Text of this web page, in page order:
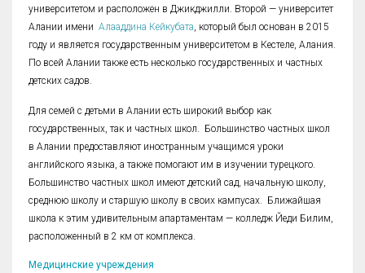
университетом и расположен в Джикджилли. Второй — университет
Алании имени Алааддина Кейкубата, который был основан в 2015
году и является государственным университетом в Кестеле, Алания.
По всей Алании также есть несколько государственных и частных
детских садов.
Для семей с детьми в Алании есть широкий выбор как
государственных, так и частных школ. Большинство частных школ
в Алании предоставляют иностранным учащимся уроки
английского языка, а также помогают им в изучении турецкого.
Большинство частных школ имеют детский сад, начальную школу,
среднюю школу и старшую школу в своих кампусах. Ближайшая
школа к этим удивительным апартаментам — колледж Йеди Билим,
расположенный в 2 км от комплекса.
Медицинские учреждения